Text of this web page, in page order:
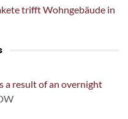
trifft Wohngebäude in
a result of an overnight